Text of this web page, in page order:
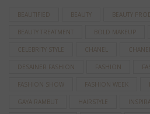
BEAUTIFIED BEAUTY BEAUTY
BEAUTY TREATMENT BOLD MAKEUP
CELEBRITY STYLE CHANEL
DESAINER FASHION FASHION
FASHION SHOW FASHION WEEK
GAYA RAMBUT HAIRSTYLE